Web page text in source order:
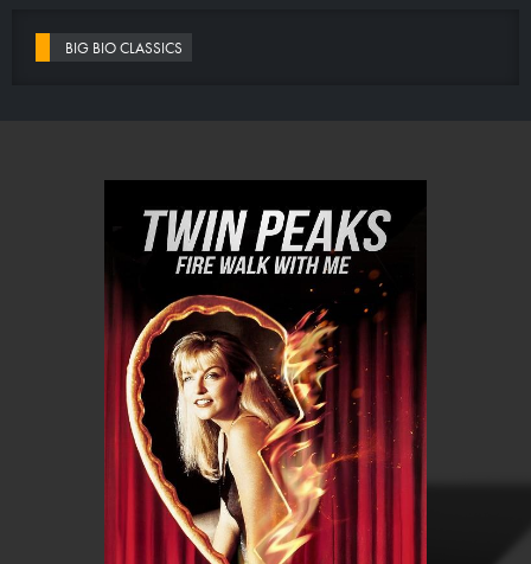
BIG BIO CLASSICS